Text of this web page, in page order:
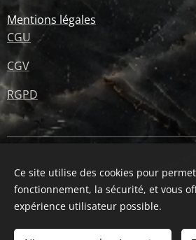
Mentions légales
CGU
CGV
RGPD
Politique de
Langues
Français
English
Ce site utilise des cookies pour
fonctionnement, la sécurité, et vous
expérience utilisateur possible.
© Double Fil -
© Double Fil -